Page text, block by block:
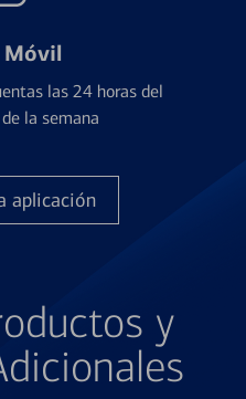
Móvil
las 24 horas del
la semana
aplicación
y